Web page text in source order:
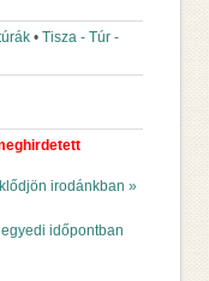
• Tisza - Túr -
irodánkban »
időpontban